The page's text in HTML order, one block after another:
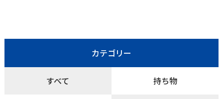
カテゴリー
すべて 持ち物